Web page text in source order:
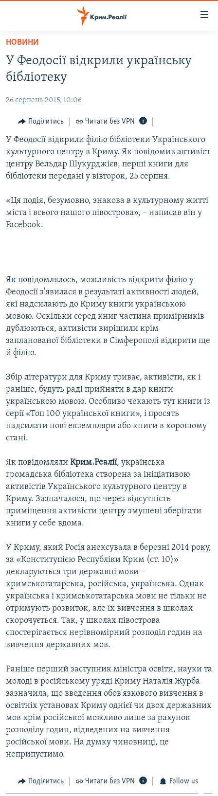
Перейти
основного
матеріалу
до
навігації
Перейти
до
пошуку
ВОДА.КРИМ
ВІДЕО ТА ФОТО
ПОЛІТИКА
БЛОГИ
ПОГЛЯД
ІНТЕРВ'Ю
ВСЕ ЗА ДЕНЬ
ДЕПОРТАЦІЯ
ВІДЕОУРОКИ «ELIFBE»
ІНФОГРАФІКА
ЯК ОБІЙТИ БЛОКУВАННЯ
ДОЛУЧАЙСЯ!
Усі сайти RFE/RL
НОВИНИ
У Феодосії відкрили українську
бібліотеку
26 серпень 2015, 10:06
Поділитись Читати без VPN
У Феодосії відкрили філію бібліотеки Українського
культурного центру в Криму. Як повідомив активіст
центру Вельдар Шукурджієв, перші книги для
бібліотеки передані у вівторок, 25 серпня.
«Ця подія, безумовно, знакова в культурному житті
міста і всього нашого півострова», – написав він у
Facebook.
Як повідомлялось, можливість відкрити філію у
Феодосії з'явилася в результаті активності людей,
які надсилають до Криму книги українською
мовою. Оскільки серед книг частина примірників
дублюються, активісти вирішили крім
запланованої бібліотеки в Сімферополі відкрити ще
й філію.
Збір літератури для Криму триває, активісти, як і
раніше, будуть раді прийняти в дар книги
українською мовою. Особливо чекають тут книги із
серії «Топ 100 української книги», і просять
надсилати нові екземпляри або книги в хорошому
стані.
Як повідомляли Крим.Реалії, українська
громадська бібліотека створена за ініціативою
активістів Українського культурного центру в
Криму. Зазначалося, що через відсутність
приміщення активісти центру змушені зберігати
книги у себе вдома.
У Криму, який Росія анексувала в березні 2014 року,
за «Конституцією Республіки Крим (ст. 10)»
декларуються три державні мови –
кримськотатарська, російська, українська. Однак
українська і кримськотатарська мови не тільки не
отримують розвиток, але їх вивчення в школах
скорочується. Так, у школах півострова
спостерігається нерівномірний розподіл годин на
вивчення державних мов.
Раніше перший заступник міністра освіти, науки та
молоді в російському уряді Криму Наталія Журба
зазначила, що введення обов'язкового вивчення в
освітніх установах Криму однієї чи двох державних
мов крім російської можливо лише за рахунок
розподілу годин, відведених на вивчення
російської мови. На думку чиновниці, це
неприпустимо.
Поділитись Читати без VPN Follow us